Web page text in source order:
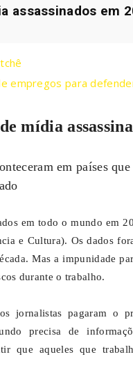
assassinados em
empregos para
mídia
em países que
em todo o mundo em
e Cultura). Os dados
Mas a impunidade
durante o trabalho.
jornalistas pagaram o
precisa de
que aqueles que